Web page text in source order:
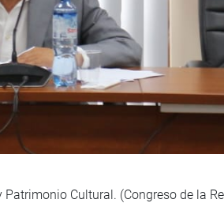
Cultural. (Congreso de la